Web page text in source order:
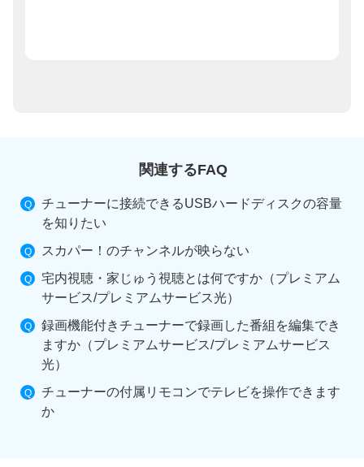
関連するFAQ
チューナーに接続できるUSBハードディスクの容量
を知りたい
スカパー！のチャンネルが映らない
宅内視聴・家じゅう視聴とは何ですか（プレミアム
サービス/プレミアムサービス光）
録画機能付きチューナーで録画した番組を編集でき
ますか（プレミアムサービス/プレミアムサービス
光）
チューナーの付属リモコンでテレビを操作できます
か